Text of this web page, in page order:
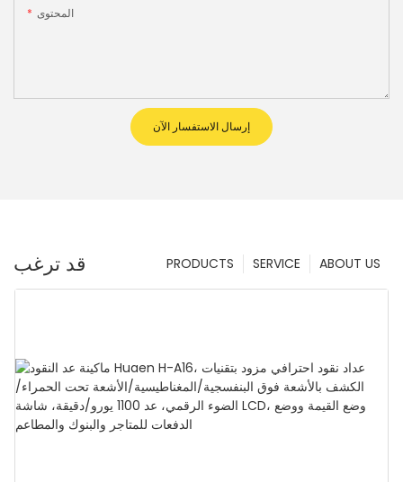
المحتوى
إرسال الاستفسار الآن
قد ترغب ABOUT US
SERVICE
PRODUCTS